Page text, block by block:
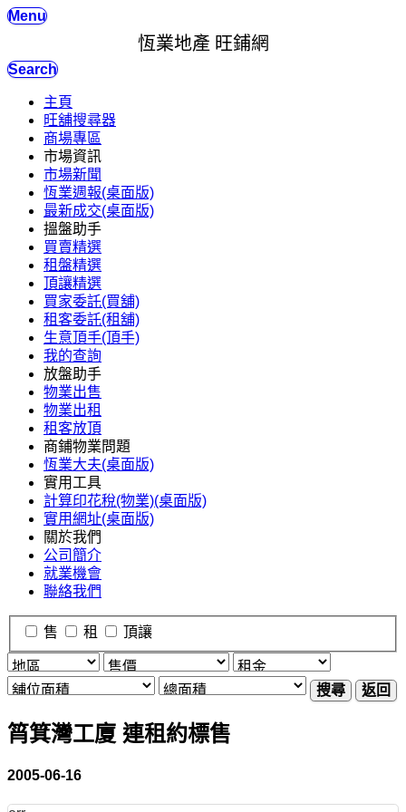
Menu
恆業地產 旺鋪網
Search
主頁
旺舖搜尋器
商場專區
市場資訊
市場新聞
恆業週報(桌面版)
最新成交(桌面版)
搵盤助手
買賣精選
租盤精選
頂讓精選
買家委託(買舖)
租客委託(租舖)
生意頂手(頂手)
我的查詢
放盤助手
物業出售
物業出租
租客放頂
商鋪物業問題
恆業大夫(桌面版)
實用工具
計算印花稅(物業)(桌面版)
實用網址(桌面版)
關於我們
公司簡介
就業機會
聯絡我們
售 租 頂讓
搜尋 返回
筲箕灣工廈 連租約標售
2005-06-16